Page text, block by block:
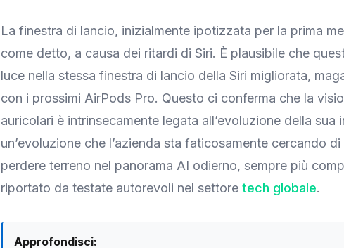
La finestra di lancio, inizialmente ipotizzata per la prima
come detto, a causa dei ritardi di Siri. È plausibile che
luce nella stessa finestra di lancio della Siri migliorata,
con i prossimi AirPods Pro. Questo ci conferma che la
auricolari è intrinsecamente legata all’evoluzione della sua
un’evoluzione che l’azienda sta faticosamente cercando
perdere terreno nel panorama AI odierno, sempre più
riportato da testate autorevoli nel settore tech globale.
Approfondisci: